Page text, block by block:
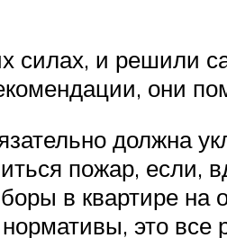
и решили
они
должна
пожар, если,
в квартире на
это